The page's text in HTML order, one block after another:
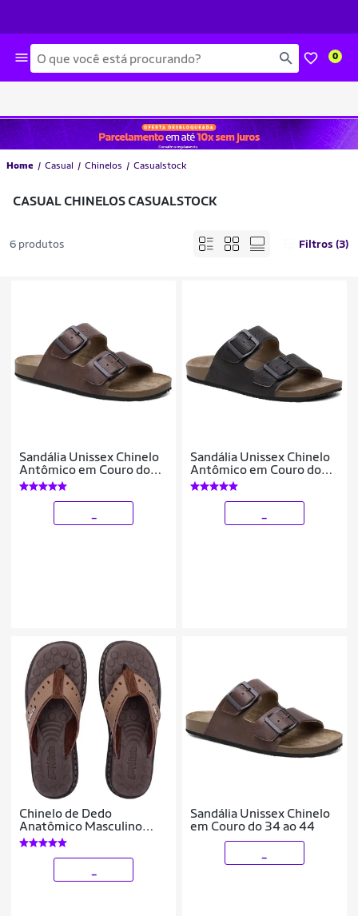
Busca 0
Home Casual Chinelos Casualstock
CASUAL CHINELOS CASUALSTOCK
6 produtos Filtros (3)
Sandália Unissex Chinelo
Antômico em Couro do
35 ao 46
Sandália Unissex Chinelo
Antômico em Couro do
35 ao 46
Chinelo de Dedo
Anatômico Masculino
Ortopédico Antistress em
Couro
Sandália Unissex Chinelo
em Couro do 34 ao 44